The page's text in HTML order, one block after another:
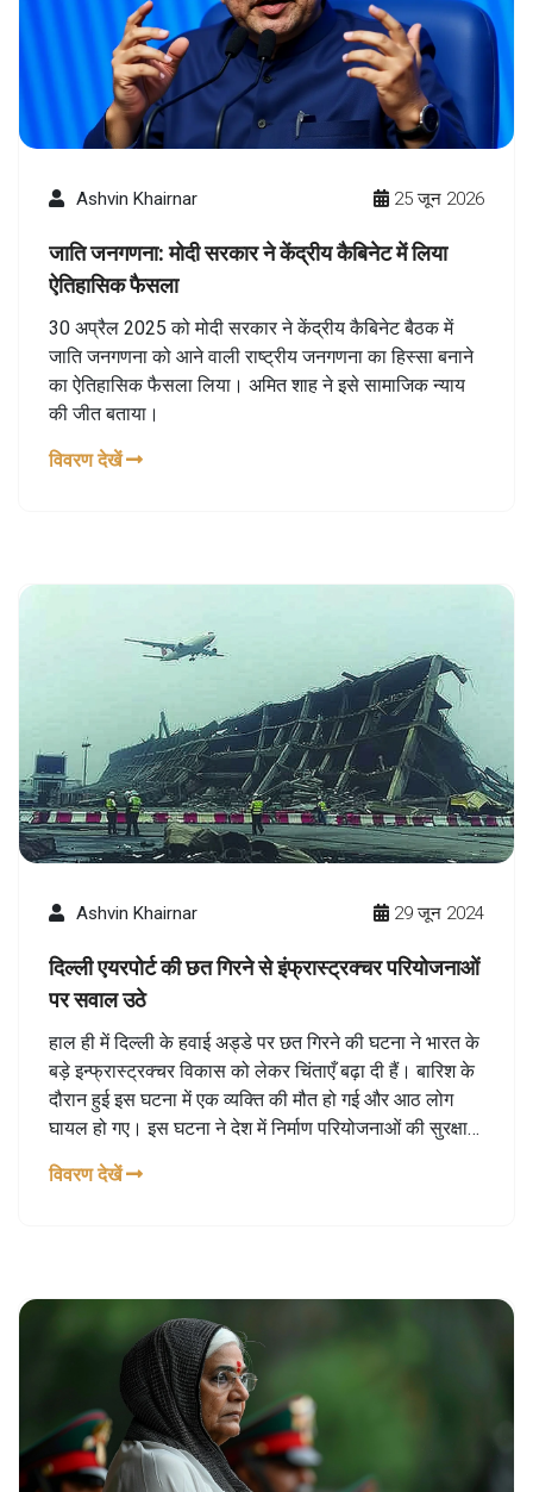
Ashvin Khairnar 25 जून 2026
जाति जनगणना: मोदी सरकार ने केंद्रीय कैबिनेट में लिया
ऐतिहासिक फैसला
30 अप्रैल 2025 को मोदी सरकार ने केंद्रीय कैबिनेट बैठक में
जाति जनगणना को आने वाली राष्ट्रीय जनगणना का हिस्सा बनाने
का ऐतिहासिक फैसला लिया। अमित शाह ने इसे सामाजिक न्याय
की जीत बताया।
विवरण देखें
Ashvin Khairnar 29 जून 2024
दिल्ली एयरपोर्ट की छत गिरने से इंफ्रास्ट्रक्चर परियोजनाओं
पर सवाल उठे
हाल ही में दिल्ली के हवाई अड्डे पर छत गिरने की घटना ने भारत के
बड़े इन्फ्रास्ट्रक्चर विकास को लेकर चिंताएँ बढ़ा दी हैं। बारिश के
दौरान हुई इस घटना में एक व्यक्ति की मौत हो गई और आठ लोग
घायल हो गए। इस घटना ने देश में निर्माण परियोजनाओं की सुरक्षा
विवरण देखें